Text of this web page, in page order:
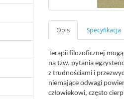
Terapii filozoficznej
na tzw. pytania
z trudnościami i
niemające odwagi
człowiekowi, często